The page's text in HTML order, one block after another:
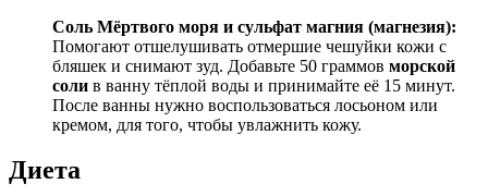
Соль Мёртвого моря и сульфат магния (магнезия):
Помогают отшелушивать отмершие чешуйки кожи с
бляшек и снимают зуд. Добавьте 50 граммов морской
соли в ванну тёплой воды и принимайте её 15 минут.
После ванны нужно воспользоваться лосьоном или
кремом, для того, чтобы увлажнить кожу.
Диета